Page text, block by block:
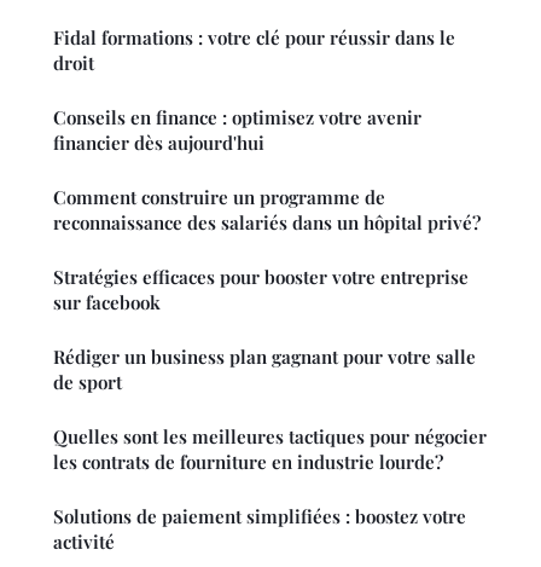
Fidal formations : votre clé pour réussir dans le
droit
Conseils en finance : optimisez votre avenir
financier dès aujourd'hui
Comment construire un programme de
reconnaissance des salariés dans un hôpital privé?
Stratégies efficaces pour booster votre entreprise
sur facebook
Rédiger un business plan gagnant pour votre salle
de sport
Quelles sont les meilleures tactiques pour négocier
les contrats de fourniture en industrie lourde?
Solutions de paiement simplifiées : boostez votre
activité